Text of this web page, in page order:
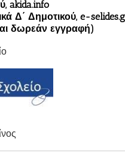
akida.info
Δ΄ Δημοτικού, e-
δωρεάν εγγραφή)